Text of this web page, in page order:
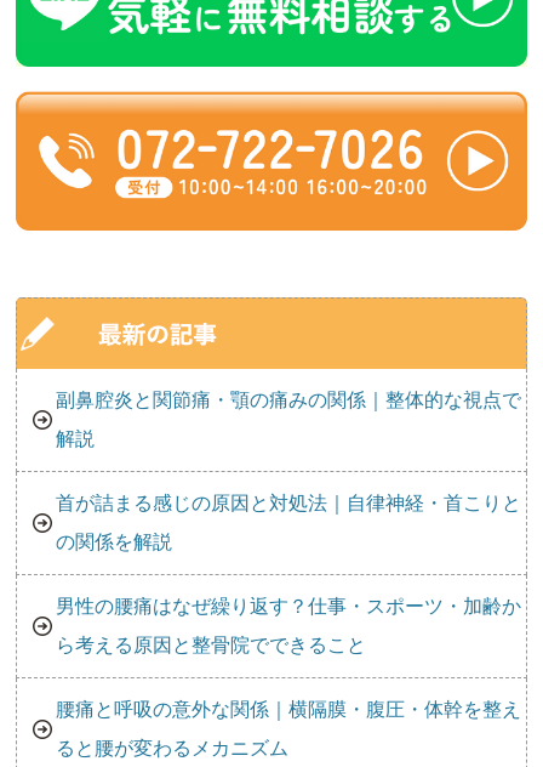
副鼻腔炎と関節痛・顎の痛みの関係｜整体的な視点で
解説
首が詰まる感じの原因と対処法｜自律神経・首こりと
の関係を解説
男性の腰痛はなぜ繰り返す？仕事・スポーツ・加齢か
ら考える原因と整骨院でできること
腰痛と呼吸の意外な関係｜横隔膜・腹圧・体幹を整え
ると腰が変わるメカニズム